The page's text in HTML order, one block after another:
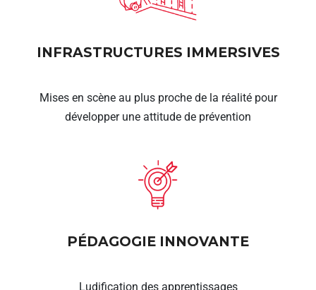
INFRASTRUCTURES IMMERSIVES
Mises en scène au plus proche de la réalité pour
développer une attitude de prévention
PÉDAGOGIE INNOVANTE
Ludification des apprentissages